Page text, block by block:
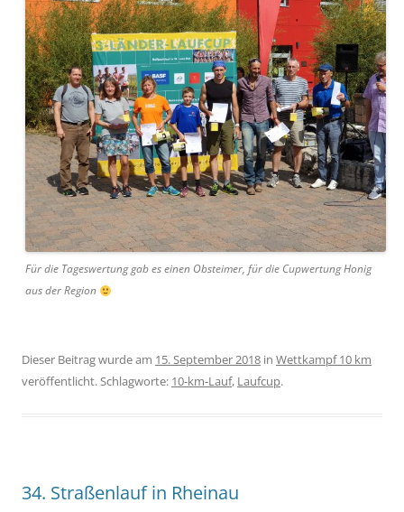
Für die Tageswertung gab es einen Obsteimer, für die Cupwertung Honig
aus der Region
Dieser Beitrag wurde am 15. September 2018 in Wettkampf 10 km
veröffentlicht. Schlagworte: 10-km-Lauf, Laufcup.
34. Straßenlauf in Rheinau